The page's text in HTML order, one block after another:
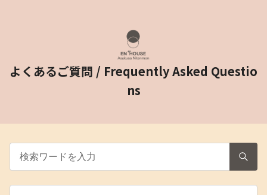
よくあるご質問 / Frequently Asked Questio
ns